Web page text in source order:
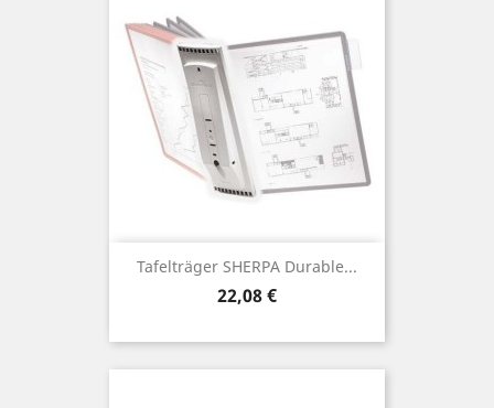
Tafelträger SHERPA Durable...
Preis
22,08 €